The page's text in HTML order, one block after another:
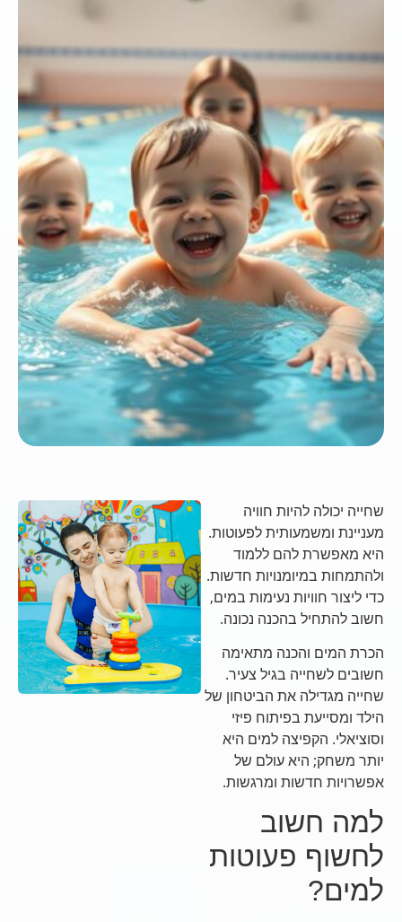
שחייה יכולה להיות חוויה
מעניינת ומשמעותית לפעוטות.
היא מאפשרת להם ללמוד
ולהתמחות במיומנויות חדשות.
כדי ליצור חוויות נעימות במים,
חשוב להתחיל בהכנה נכונה.
הכרת המים והכנה מתאימה
חשובים לשחייה בגיל צעיר.
שחייה מגדילה את הביטחון של
הילד ומסייעת בפיתוח פיזי
וסוציאלי. הקפיצה למים היא
יותר משחק; היא עולם של
אפשרויות חדשות ומרגשות.
למה חשוב
לחשוף פעוטות
למים?